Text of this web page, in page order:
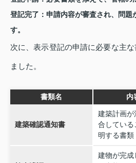
登記完了 ：申請内容が審査され、問
す。
次に、表示登記の申請に必要な主
ました。
書類名 内
建築確認通知書
建築計画が
合している
明する書類
建物が完成